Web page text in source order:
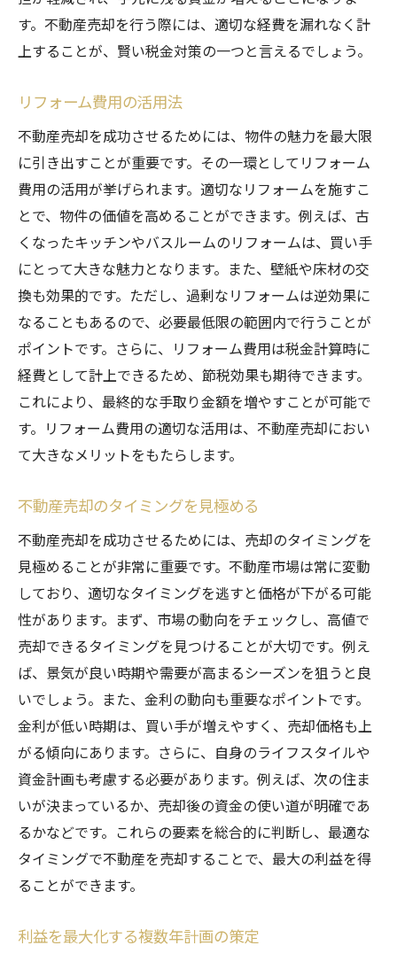
す。不動産売却を行う際には、適切な経費を漏れなく計
上することが、賢い税金対策の一つと言えるでしょう。
リフォーム費用の活用法
不動産売却を成功させるためには、物件の魅力を最大限
に引き出すことが重要です。その一環としてリフォーム
費用の活用が挙げられます。適切なリフォームを施すこ
とで、物件の価値を高めることができます。例えば、古
くなったキッチンやバスルームのリフォームは、買い手
にとって大きな魅力となります。また、壁紙や床材の交
換も効果的です。ただし、過剰なリフォームは逆効果に
なることもあるので、必要最低限の範囲内で行うことが
ポイントです。さらに、リフォーム費用は税金計算時に
経費として計上できるため、節税効果も期待できます。
これにより、最終的な手取り金額を増やすことが可能で
す。リフォーム費用の適切な活用は、不動産売却におい
て大きなメリットをもたらします。
不動産売却のタイミングを見極める
不動産売却を成功させるためには、売却のタイミングを
見極めることが非常に重要です。不動産市場は常に変動
しており、適切なタイミングを逃すと価格が下がる可能
性があります。まず、市場の動向をチェックし、高値で
売却できるタイミングを見つけることが大切です。例え
ば、景気が良い時期や需要が高まるシーズンを狙うと良
いでしょう。また、金利の動向も重要なポイントです。
金利が低い時期は、買い手が増えやすく、売却価格も上
がる傾向にあります。さらに、自身のライフスタイルや
資金計画も考慮する必要があります。例えば、次の住ま
いが決まっているか、売却後の資金の使い道が明確であ
るかなどです。これらの要素を総合的に判断し、最適な
タイミングで不動産を売却することで、最大の利益を得
ることができます。
利益を最大化する複数年計画の策定